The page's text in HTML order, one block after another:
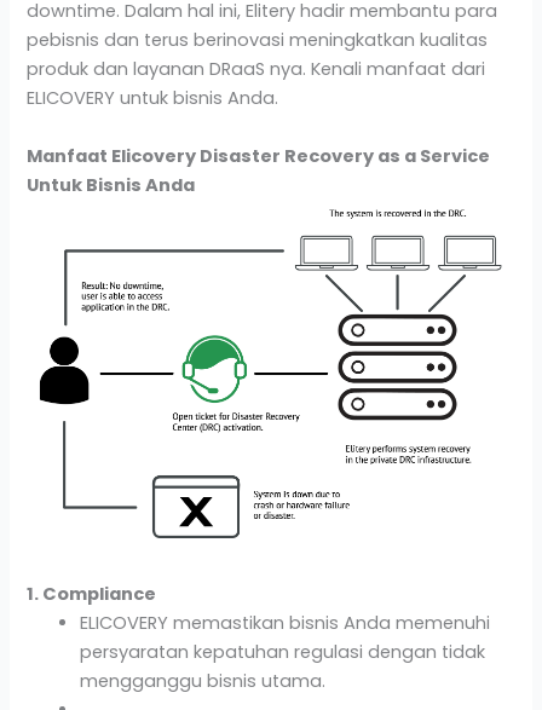
downtime. Dalam hal ini, Elitery hadir membantu para
pebisnis dan terus berinovasi meningkatkan kualitas
produk dan layanan DRaaS nya. Kenali manfaat dari
ELICOVERY untuk bisnis Anda.
Manfaat Elicovery Disaster Recovery as a Service
Untuk Bisnis Anda
1. Compliance
ELICOVERY memastikan bisnis Anda memenuhi
persyaratan kepatuhan regulasi dengan tidak
mengganggu bisnis utama.